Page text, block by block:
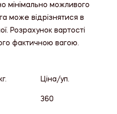
мінімально можливого
може відрізнятися в
Розрахунок вартості
фактичною вагою.
Ціна/уп.
360